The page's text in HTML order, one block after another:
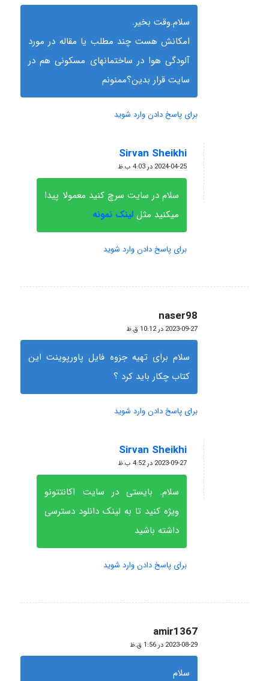
سلام.وقت بخیر.
امکانش هست چند مطلب یا مقاله در مورد
آلودگی هوا در ساختمانهای مسکونی هم در
سایت قرار بدین؟ممنونم
برای پاسخ دادن وارد شوید
Sirvan Sheikhi
گفته:
2024-04-25 در 4:03 ب.ظ
سلام در سایت سرچ کنید معمولا پیدا
میکنید مثل لینک نمونه
برای پاسخ دادن وارد شوید
naser98
گفته:
2023-09-27 در 10:12 ق.ظ
سلام برای تهیه جزوه فایل پاورپوینت این
کتاب چکار باید کرد ؟
برای پاسخ دادن وارد شوید
Sirvan Sheikhi
گفته:
2023-09-27 در 4:52 ب.ظ
سلام. بایستی در سایت اکانتتونو
ویژه کنید تا به لینک دانلود دسترسی
داشته باشید
برای پاسخ دادن وارد شوید
amir1367
گفته:
2023-08-29 در 1:56 ق.ظ
سلام